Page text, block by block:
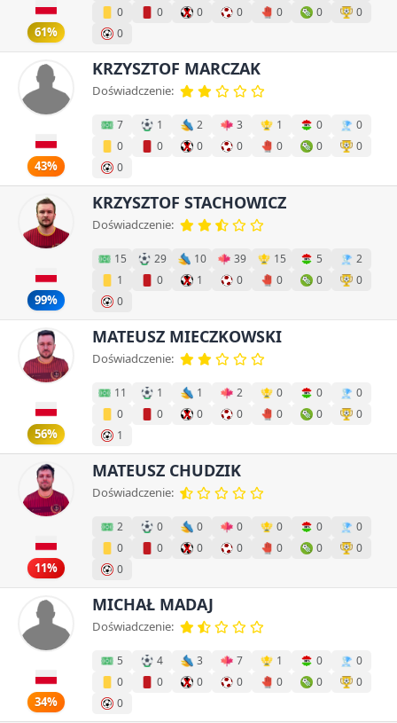
61%
0 0 0 0 0 0
0
0
43%
KRZYSZTOF MARCZAK
Doświadczenie:
7 1 2 3 1 0
0
0
0 0 0 0 0
0
0
99%
KRZYSZTOF STACHOWICZ
Doświadczenie:
15 29 10 39 15 5
2
1
0 1 0 0 0
0
0
56%
MATEUSZ MIECZKOWSKI
Doświadczenie:
11 1 1 2 0 0
0
0
0 0 0 0 0
0
1
11%
MATEUSZ CHUDZIK
Doświadczenie:
2 0 0 0 0 0
0
0
0 0 0 0 0
0
0
34%
MICHAŁ MADAJ
Doświadczenie:
5 4 3 7 1 0
0
0
0 0 0 0 0
0
0